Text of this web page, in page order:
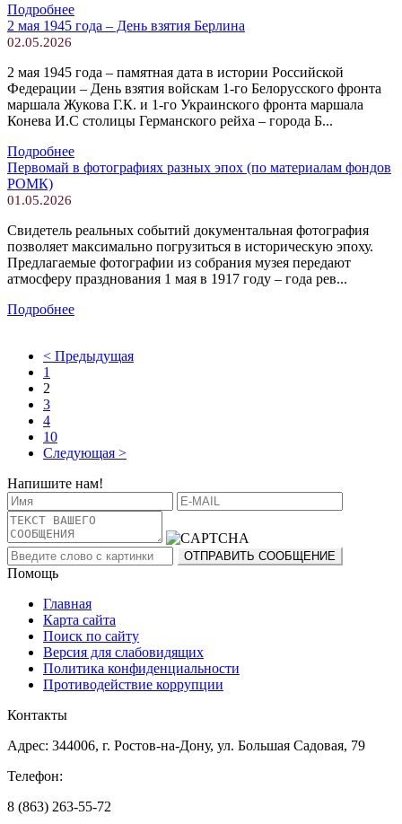
Подробнее
2 мая 1945 года – День взятия Берлина
02.05.2026
2 мая 1945 года – памятная дата в истории Российской
Федерации – День взятия войскам 1-го Белорусского фронта
маршала Жукова Г.К. и 1-го Украинского фронта маршала
Конева И.С столицы Германского рейха – города Б...
Подробнее
Первомай в фотографиях разных эпох (по материалам фондов
РОМК)
01.05.2026
Свидетель реальных событий документальная фотография
позволяет максимально погрузиться в историческую эпоху.
Предлагаемые фотографии из собрания музея передают
атмосферу празднования 1 мая в 1917 году – года рев...
Подробнее
< Предыдущая
1
2
3
4
10
Следующая >
Напишите нам!
Помощь
Главная
Карта сайта
Поиск по сайту
Версия для слабовидящих
Политика конфиденциальности
Противодействие коррупции
Контакты
Адрес: 344006, г. Ростов-на-Дону, ул. Большая Садовая, 79
Телефон:
8 (863) 263-55-72